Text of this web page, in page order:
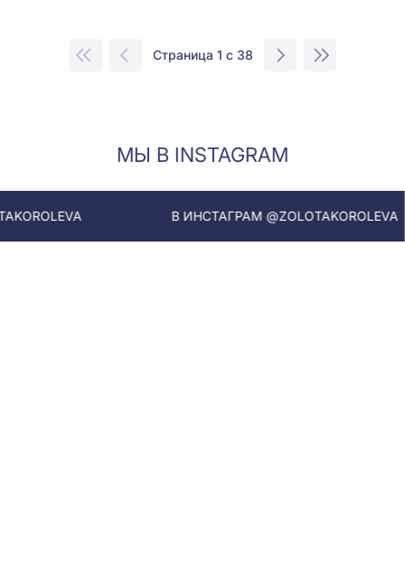
Страница 1 с 38
МЫ В INSTAGRAM
В ИНСТАГРАМ @ZOLOTAKOROLEVA В